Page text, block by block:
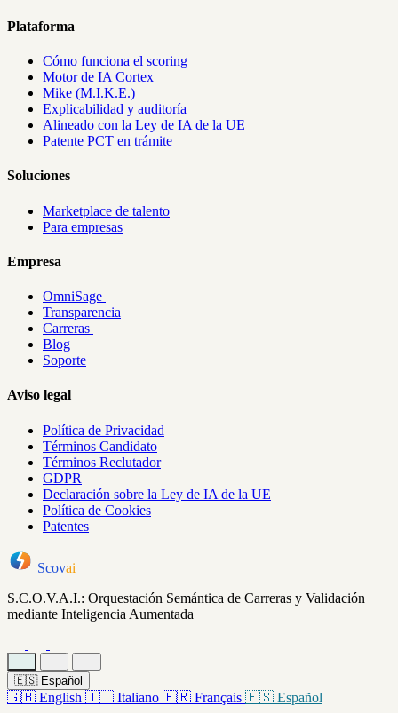
Plataforma
Cómo funciona el scoring
Motor de IA Cortex
Mike (M.I.K.E.)
Explicabilidad y auditoría
Alineado con la Ley de IA de la UE
Patente PCT en trámite
Soluciones
Marketplace de talento
Para empresas
Empresa
OmniSage
Transparencia
Carreras
Blog
Soporte
Aviso legal
Política de Privacidad
Términos Candidato
Términos Reclutador
GDPR
Declaración sobre la Ley de IA de la UE
Política de Cookies
Patentes
Scovai
S.C.O.V.A.I.: Orquestación Semántica de Carreras y Validación
mediante Inteligencia Aumentada
🇪🇸 Español
🇬🇧 English 🇮🇹 Italiano 🇫🇷 Français 🇪🇸 Español